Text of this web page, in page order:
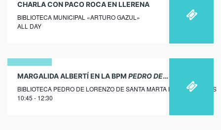
25
noviembre
2025
CHARLA CON PACO ROCA EN LLERENA
BIBLIOTECA MUNICIPAL «ARTURO GAZUL»
ALL DAY
24
noviembre
2017
MARGALIDA ALBERTÍ EN LA BPM PEDRO DE LORENZO
BIBLIOTECA PEDRO DE LORENZO DE SANTA MARTA DE LOS BARROS
10:45 - 12:30